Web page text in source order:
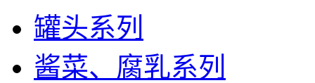
罐头系列
酱菜、腐乳系列